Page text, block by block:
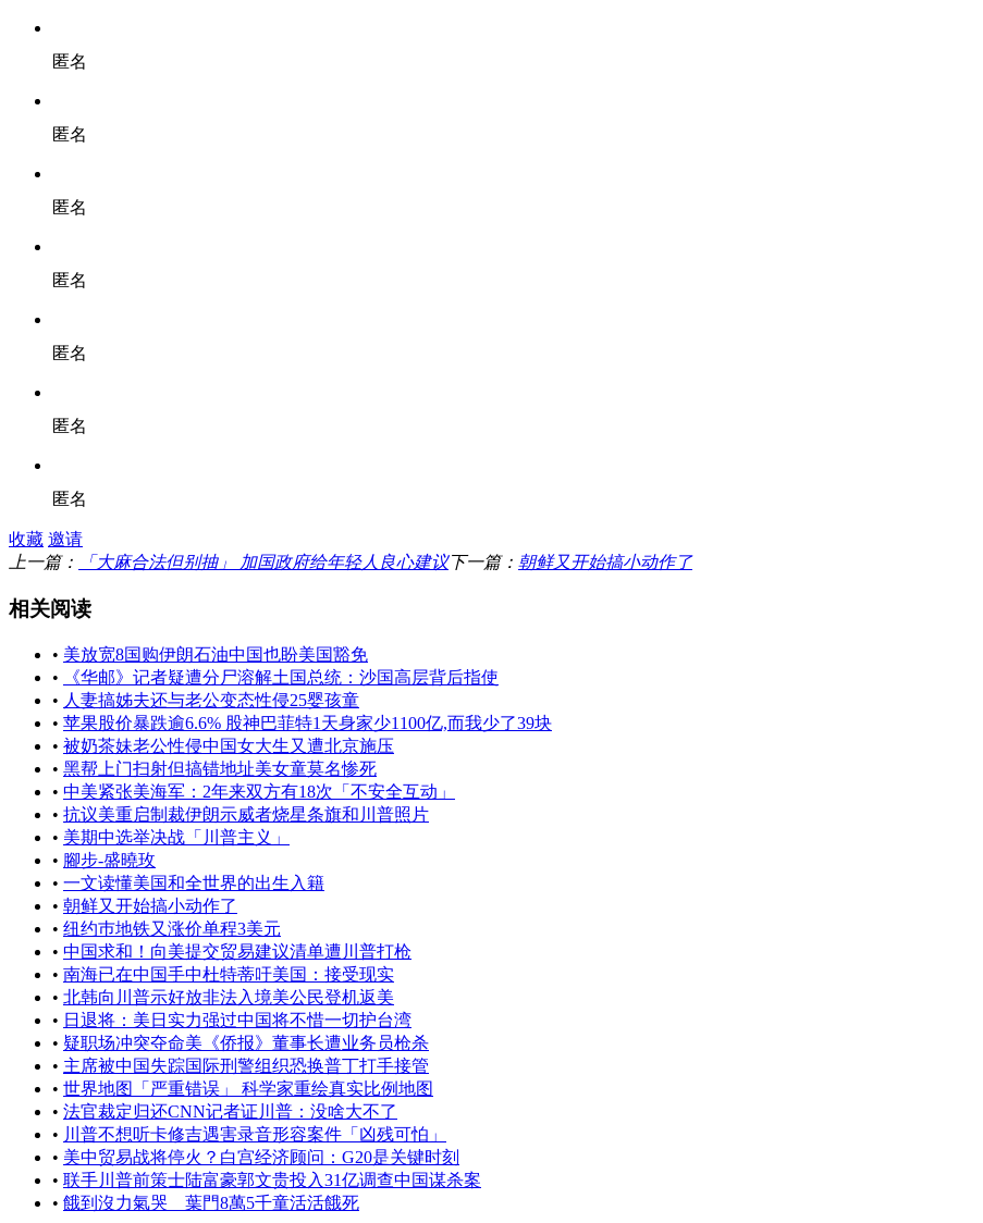
匿名
匿名
匿名
匿名
匿名
匿名
匿名
收藏 邀请
上一篇：
「大麻合法但别抽」 加国政府给年轻人良心建议下一篇： 朝鲜又开始搞小动作了
相关阅读
• 美放宽8国购伊朗石油中国也盼美国豁免
•
《华邮》记者疑遭分尸溶解土国总统：沙国高层背后指使
• 人妻搞姊夫还与老公变态性侵25婴孩童
• 苹果股价暴跌逾6.6% 股神巴菲特1天身家少1100亿,而我少了39块
• 被奶茶妹老公性侵中国女大生又遭北京施压
• 黑帮上门扫射但搞错地址美女童莫名惨死
• 中美紧张美海军：2年来双方有18次「不安全互动」
• 抗议美重启制裁伊朗示威者烧星条旗和川普照片
• 美期中选举决战「川普主义」
• 腳步-盛曉玫
• 一文读懂美国和全世界的出生入籍
• 朝鲜又开始搞小动作了
• 纽约巿地铁又涨价单程3美元
• 中国求和！向美提交贸易建议清单遭川普打枪
• 南海已在中国手中杜特蒂吁美国：接受现实
• 北韩向川普示好放非法入境美公民登机返美
• 日退将：美日实力强过中国将不惜一切护台湾
• ​疑职场冲突夺命美《侨报》董事长遭业务员枪杀
• 主席被中国失踪国际刑警组织恐换普丁打手接管​
• 世界地图「严重错误」 科学家重绘真实比例地图
• 法官裁定归还CNN记者证川普：没啥大不了
• 川普不想听卡修吉遇害录音形容案件「凶残可怕」
• 美中贸易战将停火？白宫经济顾问：G20是关键时刻
• 联手川普前策士陆富豪郭文贵投入31亿调查中国谋杀案
• 餓到沒力氣哭 葉門8萬5千童活活餓死